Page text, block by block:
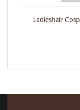
Ladieshair